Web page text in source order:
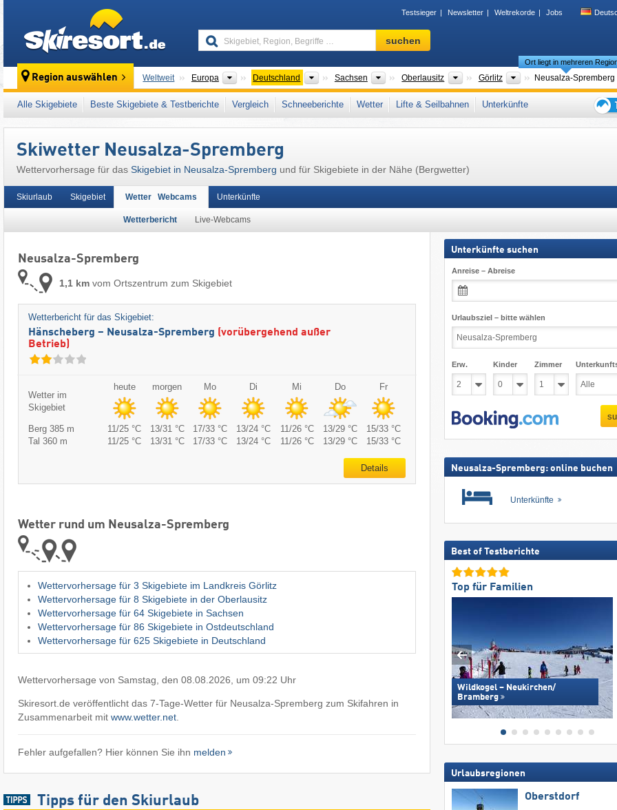
Testsieger Newsletter Weltrekorde Jobs
Skigebiet,
Region,
…
suchen
Region auswählen Weltweit Europa Kontinente
Deutschland LänderSachsen Bundesländer
Oberlausitz Tourismusregionen
Görlitz Landkreise
Ort liegt in mehreren
Neusalza-Spremberg
Dieser Ort liegt auch in: Lausitzer Bergland Deutsche Sudeten Ostdeutschland Westsudeten Sudeten (Sudety)
Europäische Union
Alle Skigebiete Beste Skigebiete & Testberichte Vergleich Schneeberichte Wetter Lifte & Seilbahnen
Unterkünfte
Skiwetter Neusalza-Spremberg
Wettervorhersage für das Skigebiet in Neusalza-Spremberg und für Skigebiete in der Nähe (Bergwetter)
Skiurlaub Skigebiet Wetter Webcams
Wetterbericht Live-Webcams
Unterkünfte
Neusalza-Spremberg
1,1 kmvom Ortszentrum zum Skigebiet
Wetterbericht für das Skigebiet:
Hänscheberg – Neusalza-Spremberg (vorübergehend außer
Betrieb)
Wetter im
Skigebiet
heute morgen Mo Di Mi Do Fr
Berg 385 m 11/25 °C 13/31 °C 17/33 °C 13/24 °C 11/26 °C 13/29 °C
15/33 °C
Tal 360 m
11/25 °C 13/31 °C 17/33 °C 13/24 °C 11/26 °C 13/29 °C 15/33 °C
Details
Wetter rund um Neusalza-Spremberg
Wettervorhersage für 3 Skigebiete im Landkreis Görlitz
Wettervorhersage für 8 Skigebiete in der Oberlausitz
Wettervorhersage für 64 Skigebiete in Sachsen
Wettervorhersage für 86 Skigebiete in Ostdeutschland
Wettervorhersage für 625 Skigebiete in Deutschland
Wettervorhersage von Samstag, den 08.08.2026, um 09:22 Uhr
Skiresort.de veröffentlicht das 7-Tage-Wetter für Neusalza-Spremberg zum Skifahren in
Zusammenarbeit mit www.wetter.net.
Fehler aufgefallen? Hier können Sie ihn melden
Tipps für den Skiurlaub
Unterkünfte suchen
Anreise – Abreise
Urlaubsziel – bitte wählen
Erw. Kinder Zimmer
Neusalza-Spremberg: online buchen
Unterkünfte
Best of Testberichte
Top für Familien
Wildkogel – Neukirchen/​
Bramberg
Urlaubsregionen
Oberstdorf